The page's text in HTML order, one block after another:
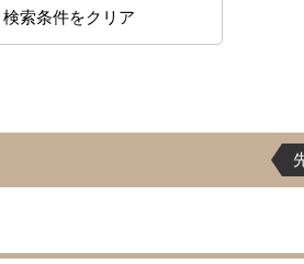
検索条件をクリア